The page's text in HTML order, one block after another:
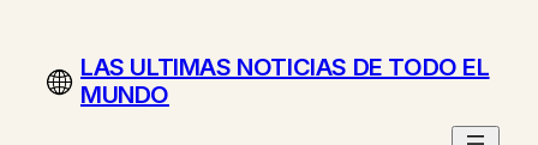
contenidoLAS ULTIMAS NOTICIAS DE TODO EL
MUNDO